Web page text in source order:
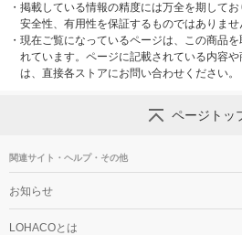
・ 掲載している情報の精度には万全を期してお
安全性、有用性を保証するものではありませ
・ 現在ご覧になっているページは、この商品
れています。ページに記載されている内容
は、直接各ストアにお問い合わせください。
ページトッ
関連サイト・ヘルプ・その他
お知らせ
LOHACOとは